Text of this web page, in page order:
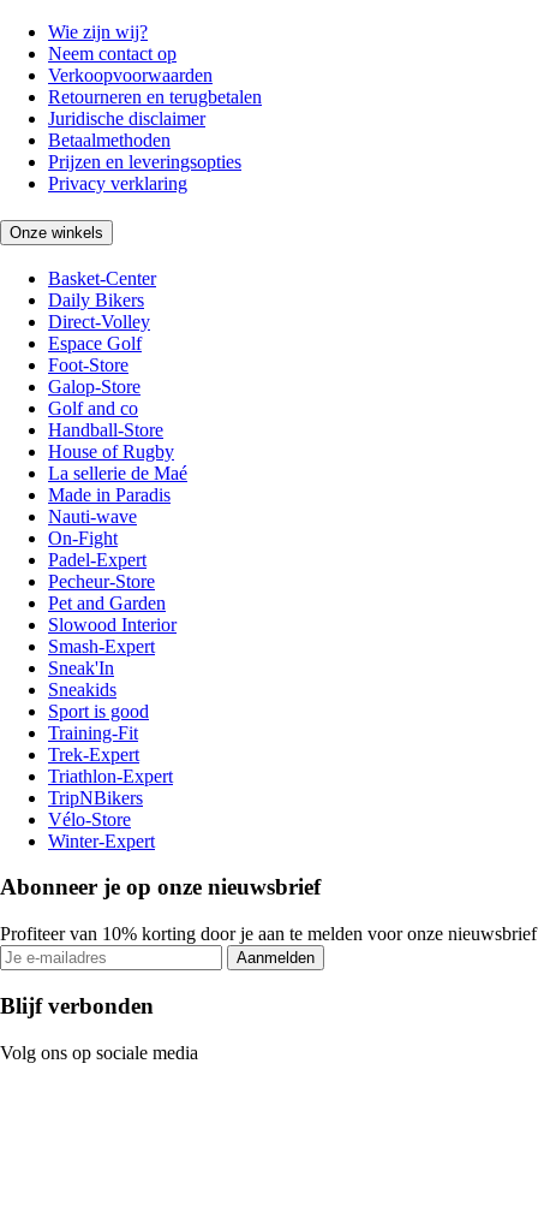
Wie zijn wij?
Neem contact op
Verkoopvoorwaarden
Retourneren en terugbetalen
Juridische disclaimer
Betaalmethoden
Prijzen en leveringsopties
Privacy verklaring
Onze winkels
Basket-Center
Daily Bikers
Direct-Volley
Espace Golf
Foot-Store
Galop-Store
Golf and co
Handball-Store
House of Rugby
La sellerie de Maé
Made in Paradis
Nauti-wave
On-Fight
Padel-Expert
Pecheur-Store
Pet and Garden
Slowood Interior
Smash-Expert
Sneak'In
Sneakids
Sport is good
Training-Fit
Trek-Expert
Triathlon-Expert
TripNBikers
Vélo-Store
Winter-Expert
Abonneer je op onze nieuwsbrief
Profiteer van 10% korting door je aan te melden voor onze nieuwsbrief
Aanmelden
Blijf verbonden
Volg ons op sociale media